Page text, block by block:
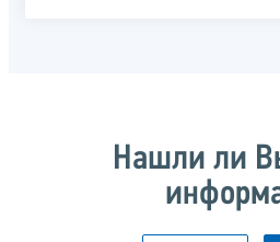
Нашли ли